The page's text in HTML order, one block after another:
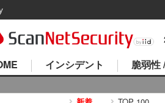
インシデント 脆弱性